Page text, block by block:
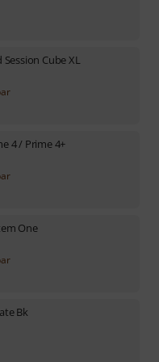
Cube XL
4 / Prime 4+
One
Bk